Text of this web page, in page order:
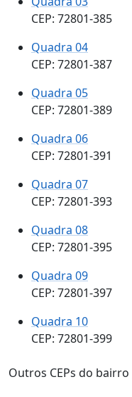
CEP: 72801-385
Quadra 04
CEP: 72801-387
Quadra 05
CEP: 72801-389
Quadra 06
CEP: 72801-391
Quadra 07
CEP: 72801-393
Quadra 08
CEP: 72801-395
Quadra 09
CEP: 72801-397
Quadra 10
CEP: 72801-399
Outros CEPs do bairro